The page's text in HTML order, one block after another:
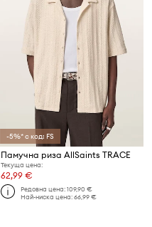
-5%* с код: FS
Памучна риза AllSaints TRACE
Текуща цена:
62,99 €
Редовна цена:109,90 €
Най-ниска цена:66,99 €